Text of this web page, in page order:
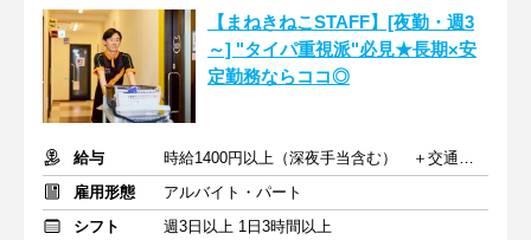
【まねきねこSTAFF】[夜勤・週3
～] "タイパ重視派"必見★長期×安
定勤務ならココ◎
給与
時給1400円以上（深夜手当含む） ＋交通費支給
雇用形態
アルバイト・パート
シフト
週3日以上 1日3時間以上